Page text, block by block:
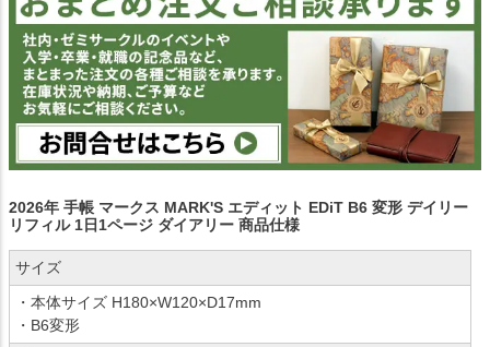
2026年 手帳 マークス MARK'S エディット EDiT B6 変形 デイリー
リフィル 1日1ページ ダイアリー 商品仕様
サイズ
・本体サイズ H180×W120×D17mm
・B6変形